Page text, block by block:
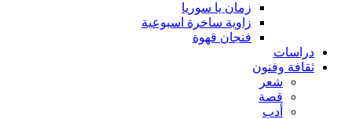
زمان يا سوريا
زاوية ساخرة اسبوعية
فنجان قهوة
دراسات
ثقافة وفنون
شعر
قصة
أدب